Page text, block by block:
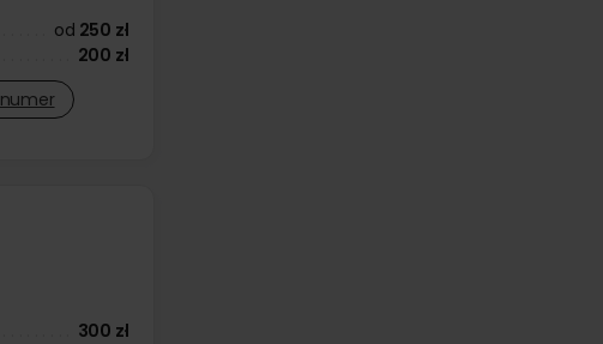
od 250 zł
200 zł
numer
300 zł